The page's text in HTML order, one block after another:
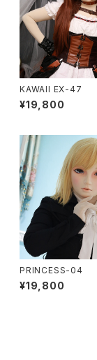
KAWAII EX-47
¥19,800
PRINCESS-04
¥19,800